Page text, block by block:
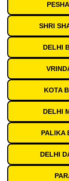
SHRI
DELHI
KOTA
DELHI
PALIKA
DELHI